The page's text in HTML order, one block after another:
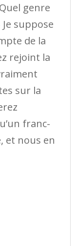
genre
suppose
de la
rejoint la
sur la
franc-
et nous en